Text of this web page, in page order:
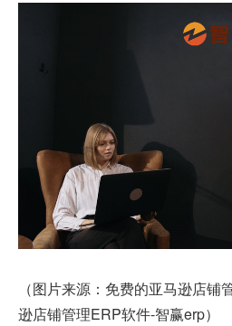
（图片来源：免费的亚马逊店铺
逊店铺管理ERP软件-智赢erp）